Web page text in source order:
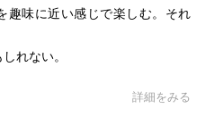
趣味に近い感じで楽しむ。それ
れない。
詳細をみる